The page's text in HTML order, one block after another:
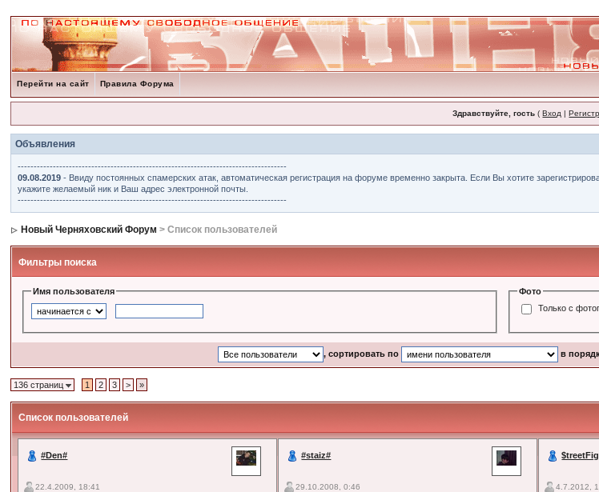
Перейти на сайт Правила Форума
Здравствуйте, гость (Вход |
Объявления
------------------------------------------------------------------------------------
09.08.2019 - Ввиду постоянных спамерских атак, автоматическая регистрация на форуме временно закрыта. Если Вы хотите
укажите желаемый ник и Ваш адрес электронной почты.
------------------------------------------------------------------------------------
Новый Черняховский Форум > Список пользователей
Фильтры поиска
Имя пользователя
Фото
Только с
, сортировать по в
136 страниц 1 2 3 > »
Список пользователей
#Den#
22.4.2009, 18:41
#staiz#
29.10.2008, 0:46
4.7.2012,